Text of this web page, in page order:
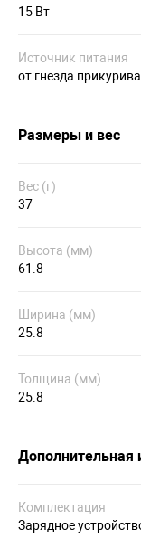
15 Вт
Источник питания
от гнезда
Размеры и вес
Вес (г)
37
Высота (мм)
61.8
Ширина (мм)
25.8
Толщина (мм)
25.8
Дополнительная
Комплектация
Зарядное